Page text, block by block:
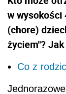
w wysokości
(chore)
życiem"?
Co z